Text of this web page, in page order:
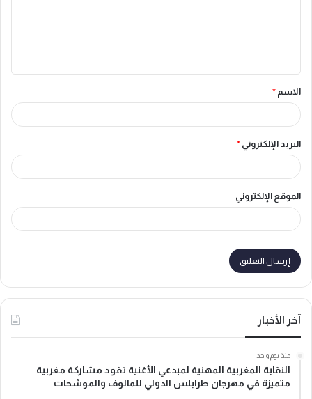
ق
*
الاسم *
البريد الإلكتروني *
الموقع الإلكتروني
آخر الأخبار
منذ يوم واحد
النقابة المغربية المهنية لمبدعي الأغنية تقود مشاركة مغربية
متميزة في مهرجان طرابلس الدولي للمالوف والموشحات